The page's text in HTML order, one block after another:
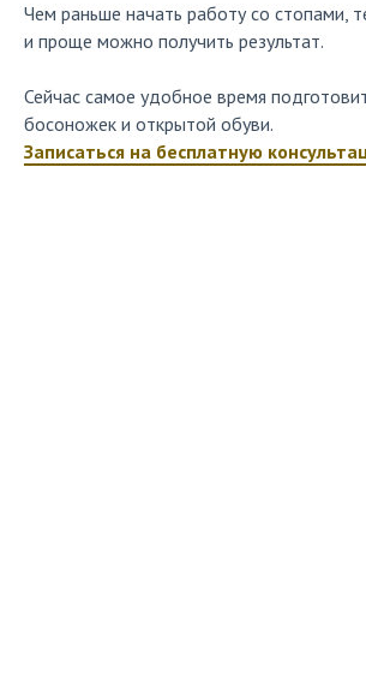
Чем раньше начать работу со стопами,
и проще можно получить результат.
Сейчас самое удобное время
босоножек и открытой обуви.
Записаться на бесплатную